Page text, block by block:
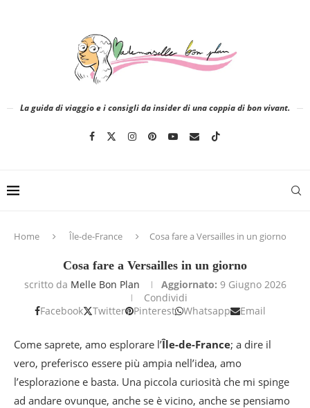
La guida di viaggio e i consigli da insider di una coppia di bon vivant.
Home Île-de-France Cosa fare a Versailles in un giorno
Cosa fare a Versailles in un giorno
scritto da Melle Bon Plan Aggiornato: 9 Giugno 2026
Condividi
Facebook
Twitter Pinterest Whatsapp Email
Come saprete, amo esplorare l’Île-de-France; a dire il
vero, preferisco essere più ampia nell’idea, amo
l’esplorazione e basta. Una piccola curiosità che mi spinge
ad andare ovunque, anche se è vicino, anche se pensiamo